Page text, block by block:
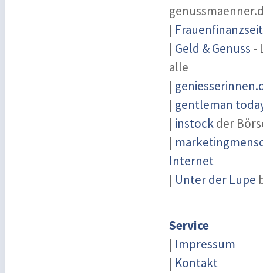
|
| Geld & Genuss -
alle
|
| gentleman
| instockder
|
Internet
| Unter der Lupe
Service
| Impressum
| Kontakt